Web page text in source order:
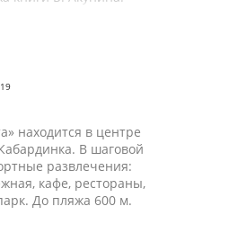
находится в центре
В шаговой
развлечения:
кафе, рестораны,
До пляжа 600 м.